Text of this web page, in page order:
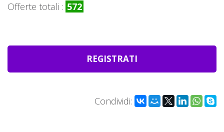
Offerte totali : 572
REGISTRATI
Condividi: